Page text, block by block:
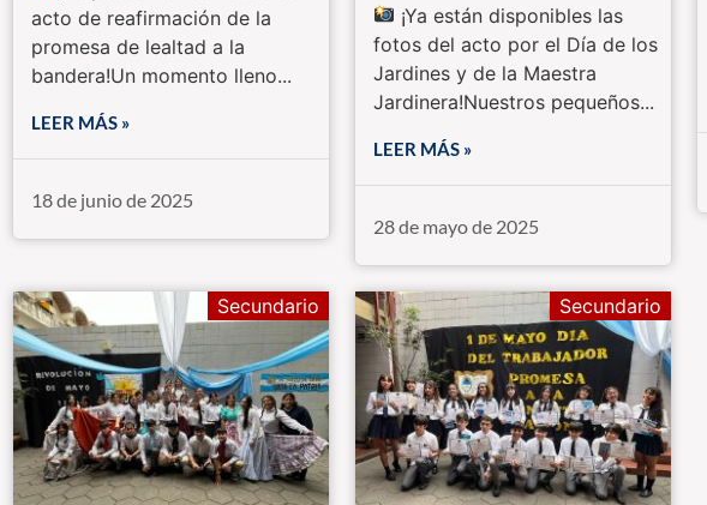
acto de reafirmación de la
promesa de lealtad a la
bandera!Un momento lleno...
LEER MÁS »
18 de junio de 2025
¡Ya están disponibles las
fotos del acto por el Día de los
Jardines y de la Maestra
Jardinera!Nuestros pequeños...
LEER MÁS »
28 de mayo de 2025
Secundario Secundario